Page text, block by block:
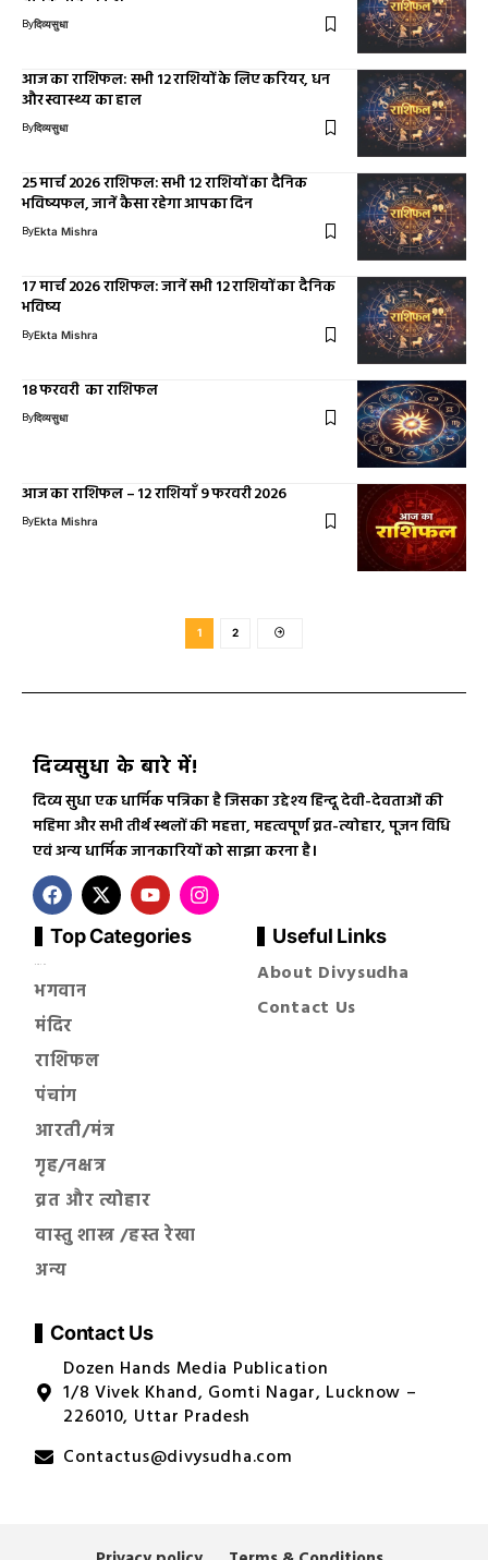
Byदिव्यसुधा
आज का राशिफल: सभी 12 राशियों के लिए करियर, धन
और स्वास्थ्य का हाल
Byदिव्यसुधा
25 मार्च 2026 राशिफल: सभी 12 राशियों का दैनिक
भविष्यफल, जानें कैसा रहेगा आपका दिन
ByEkta Mishra
17 मार्च 2026 राशिफल: जानें सभी 12 राशियों का दैनिक
भविष्य
ByEkta Mishra
18 फरवरी का राशिफल
Byदिव्यसुधा
आज का राशिफल – 12 राशियाँ 9 फरवरी 2026
ByEkta Mishra
1 2
दिव्यसुधा के बारे में!
दिव्य सुधा एक धार्मिक पत्रिका है जिसका उद्देश्य हिन्दू देवी-देवताओं की
महिमा और सभी तीर्थ स्थलों की महत्ता, महत्वपूर्ण व्रत-त्योहार, पूजन विधि
एवं अन्य धार्मिक जानकारियों को साझा करना है।
Top Categories
सनातन धर्म
भगवान
मंदिर
राशिफल
पंचांग
आरती/मंत्र
गृह/नक्षत्र
व्रत और त्योहार
वास्तु शास्त्र /हस्त रेखा
अन्य
Useful Links
About Divysudha
Contact Us
Contact Us
Dozen Hands Media Publication
1/8 Vivek Khand, Gomti Nagar, Lucknow –
226010, Uttar Pradesh
Contactus@divysudha.com